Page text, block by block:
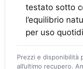
testato sotto
l’equilibrio
per uso
Prezzi e disponibilità
all’ultimo recupero.